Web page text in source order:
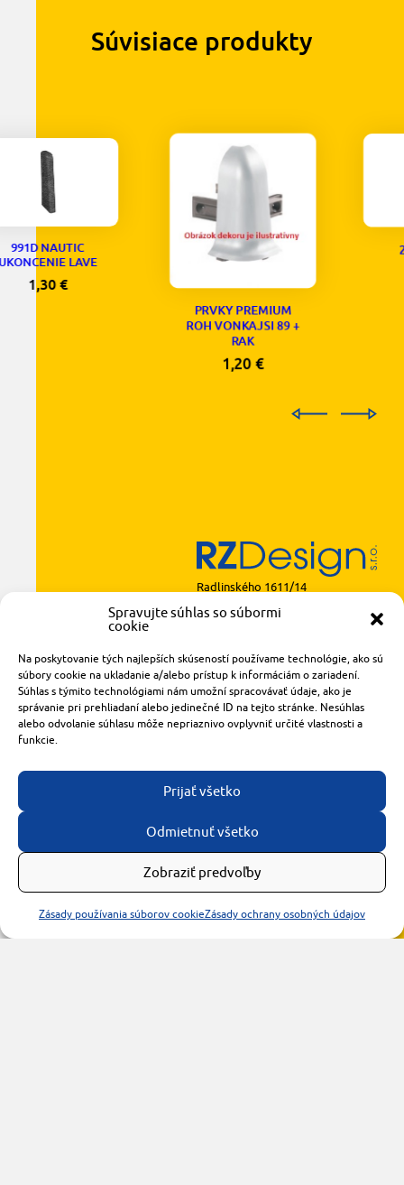
Spravujte súhlas so súbormi
cookie
Na poskytovanie tých najlepších skúseností používame technológie, ako sú
súbory cookie na ukladanie a/alebo prístup k informáciám o zariadení.
Súhlas s týmito technológiami nám umožní spracovávať údaje, ako je
správanie pri prehliadaní alebo jedinečné ID na tejto stránke. Nesúhlas
alebo odvolanie súhlasu môže nepriaznivo ovplyvniť určité vlastnosti a
funkcie.
Prijať všetko
Odmietnuť všetko
Zobraziť predvoľby
Zásady používania súborov cookieZásady ochrany osobných údajov
Súvisiace produkty
PRVKY PREMIUM
ROH VONKAJSI 89 +
Radlinského 1611/14
921 01 Piešťany
made with
bytomashalo.com